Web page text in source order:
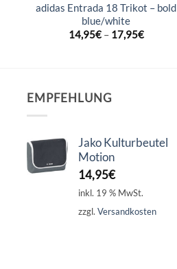
adidas Entrada 18 Trikot – bold
blue/white
14,95€– 17,95€
EMPFEHLUNG
Jako Kulturbeutel
Motion
14,95€
inkl. 19 % MwSt.
zzgl. Versandkosten